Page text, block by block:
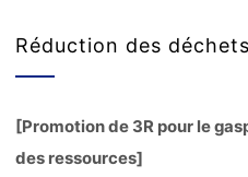
Réduction des déchets
[Promotion de 3R pour le
des ressources]